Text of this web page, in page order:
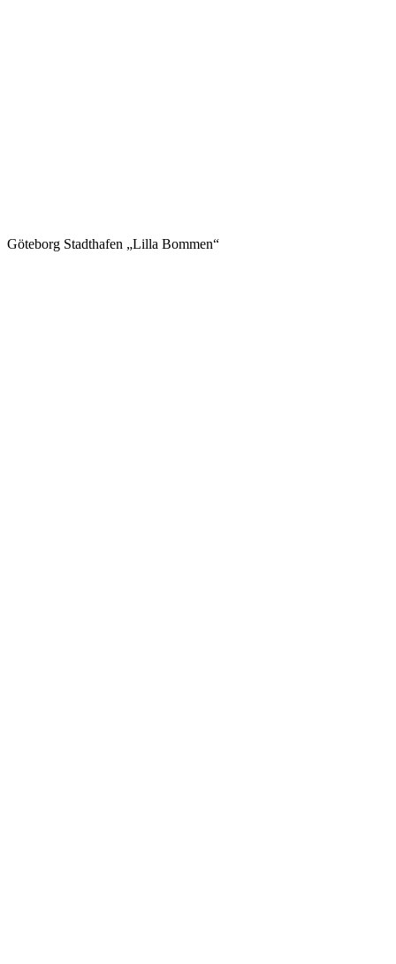
Göteborg Stadthafen „Lilla Bommen“